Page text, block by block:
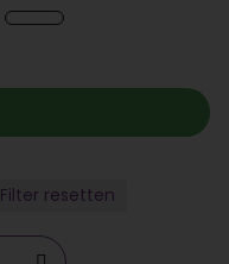
Filter resetten